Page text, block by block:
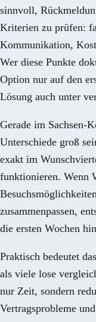
sinnvoll,
Kriterien zu prüfen:
Kommunikation,
Wer diese Punkte
Option nur auf den
Lösung auch unter
Gerade im Sachsen-
Unterschiede groß
exakt im
funktionieren. Wenn
zusammenpassen,
die ersten Wochen
Praktisch bedeutet
als viele lose
nur Zeit, sondern
Vertragsprobleme